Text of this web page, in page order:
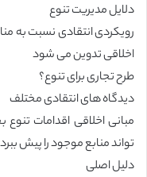
دلایل مدیریت تنوع
رویکردی انتقادی نسبت به
اخلاقی تدوین می شود
طرح تجاری برای تنوع؟
دیدگاه های انتقادی مختلف
مبانی اخلاقی اقدامات
تواند منابع موجود را پیش ببرد
دلیل اصلی